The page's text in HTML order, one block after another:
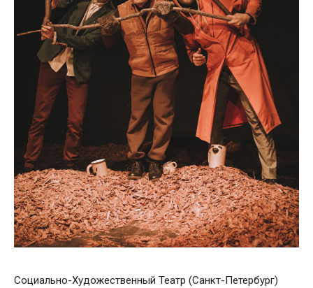
Социально-Художественный Театр (Санкт-Петербург)